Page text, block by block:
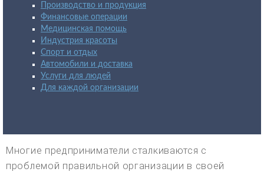
Производство и продукция
Финансовые операции
Медицинская помощь
Индустрия красоты
Спорт и отдых
Автомобили и доставка
Услуги для людей
Для каждой организации
Многие предприниматели сталкиваются с
проблемой правильной организации в своей